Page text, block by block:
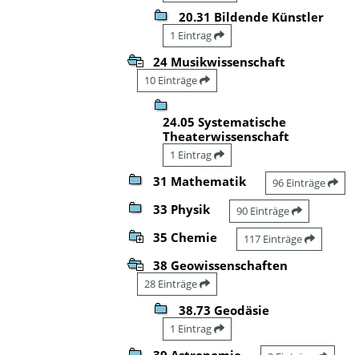
20.31 Bildende Künstler
1 Eintrag
24 Musikwissenschaft
10 Einträge
24.05 Systematische
Theaterwissenschaft
1 Eintrag
31 Mathematik 96 Einträge
33 Physik 90 Einträge
35 Chemie 117 Einträge
38 Geowissenschaften
28 Einträge
38.73 Geodäsie
1 Eintrag